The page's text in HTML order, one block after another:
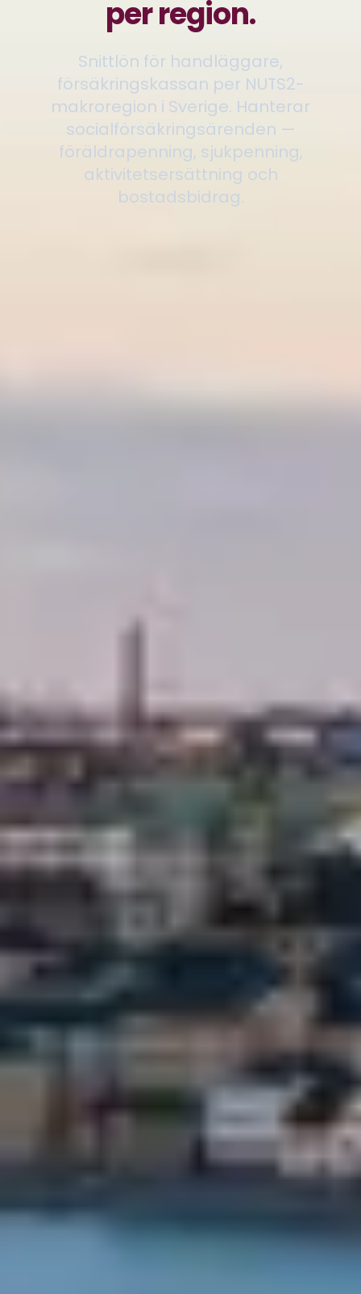
per region.
Snittlön för handläggare,
försäkringskassan per NUTS2-
makroregion i Sverige. Hanterar
socialförsäkringsärenden —
föräldrapenning, sjukpenning,
aktivitetsersättning och
bostadsbidrag.